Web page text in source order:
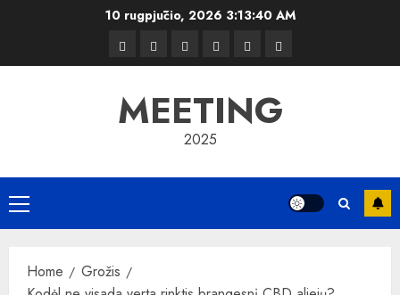
10 rugpjūčio, 2026 3:13:41 AM
KelionėsKiemasKelionėsTransportas
GrožisVerslas
MEETING
2025
Primary
Menu
Home
Grožis